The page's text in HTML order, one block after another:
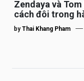
Zendaya và
cách đôi trong
by Thai Khang Pham